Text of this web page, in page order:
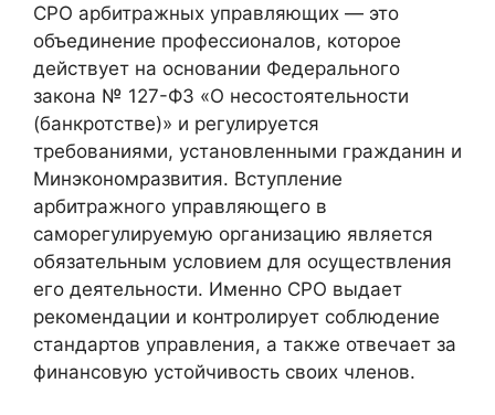
СРО арбитражных управляющих — это
объединение профессионалов, которое
действует на основании Федерального
закона № 127-ФЗ «О несостоятельности
(банкротстве)» и регулируется
требованиями, установленными гражданин и
Минэкономразвития. Вступление
арбитражного управляющего в
саморегулируемую организацию является
обязательным условием для осуществления
его деятельности. Именно СРО выдает
рекомендации и контролирует соблюдение
стандартов управления, а также отвечает за
финансовую устойчивость своих членов.